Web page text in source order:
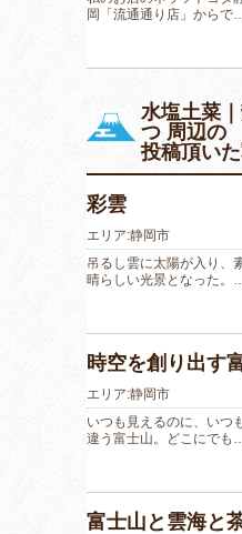
岡「流通通り店」からで…
水塩土菜
つ 周辺の
投稿頂い
彩雲
エリア:静岡市
吊るし雲に太陽が入り、
晴らしい光景となった。…
時空を創り出す
エリア:静岡市
いつも見えるのに、いつ
違う富士山。どこにでも…
富士山と雲海と